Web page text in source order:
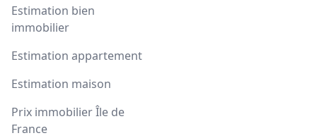
Estimation bien
immobilier
Estimation appartement
Estimation maison
Prix immobilier Île de
France